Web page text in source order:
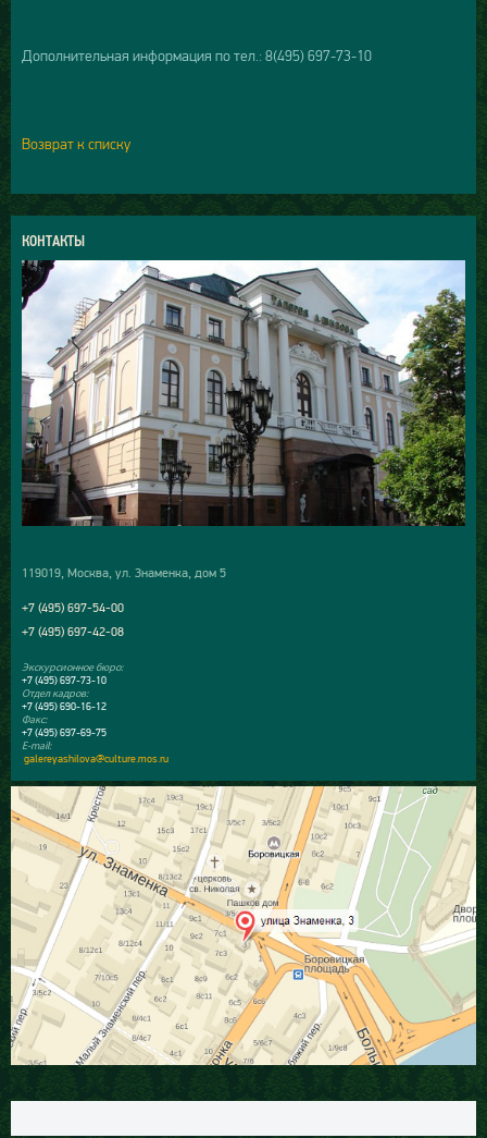
Дополнительная информация по тел.: 8(495) 697-73-10
Возврат к списку
КОНТАКТЫ
119019, Москва, ул. Знаменка, дом 5
+7 (495) 697-54-00
+7 (495) 697-42-08
Экскурсионное бюро:
+7 (495) 697-73-10
Отдел кадров:
+7 (495) 690-16-12
Факс:
+7 (495) 697-69-75
E-mail:
galereyashilova@culture.mos.ru